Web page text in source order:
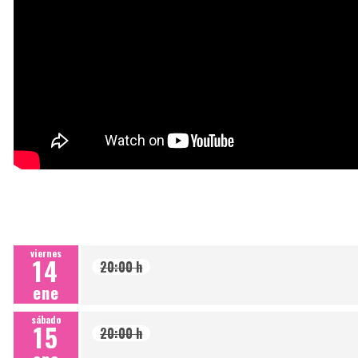
viernes
14
ene
20:00 h
sábado
15 20:00 h